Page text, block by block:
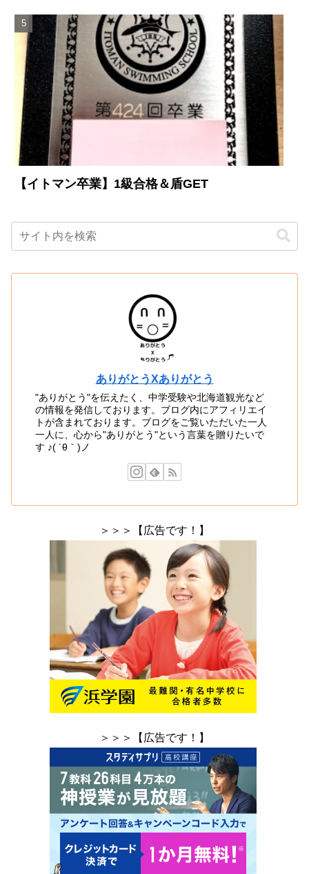
【イトマン卒業】1級合格＆盾GET
ありがとうXありがとう
"ありがとう"を伝えたく、中学受験や北海道観光など
の情報を発信しております。ブログ内にアフィリエイ
トが含まれております。ブログをご覧いただいた一人
一人に、心から"ありがとう"という言葉を贈りたいで
す ♪( ´θ｀)ノ
＞＞＞【広告です！】
＞＞＞【広告です！】